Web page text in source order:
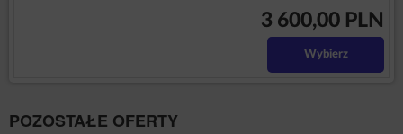
przeglądarki internetowe tj. Firefox, Chrome,
Internet Explorer w aktualnej wersji,
dowolny program od przeglądania plików w
skonfigurowane konto poczty elektronicznej.
3 600,00 PLN
Wybierz
POZOSTAŁE OFERTY